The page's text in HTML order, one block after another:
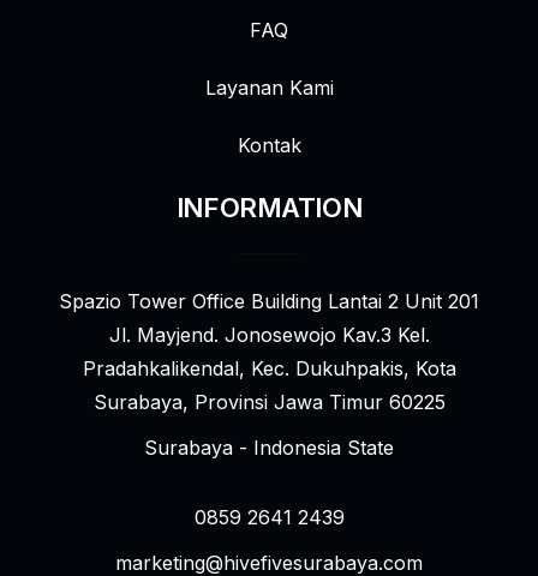
FAQ
Layanan Kami
Kontak
INFORMATION
Spazio Tower Office Building Lantai 2 Unit 201
Jl. Mayjend. Jonosewojo Kav.3 Kel.
Pradahkalikendal, Kec. Dukuhpakis, Kota
Surabaya, Provinsi Jawa Timur 60225
Surabaya - Indonesia State
0859 2641 2439
marketing@hivefivesurabaya.com